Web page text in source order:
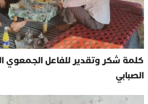
كلمة شكر وتقدير للفاعل الجمعوي
الصبابي